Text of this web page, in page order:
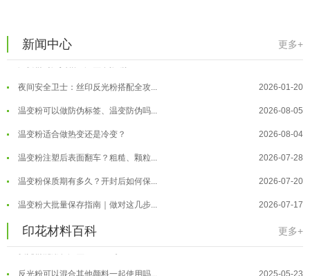
新闻中心 更多+
温变粉耐温真相：注塑"高温炼... 2026-07-03
夜间安全卫士：丝印反光粉搭配全攻... 2026-01-20
温变粉可以做防伪标签、温变防伪吗... 2026-08-05
温变粉适合做热变还是冷变？ 2026-08-04
温变粉注塑后表面翻车？粗糙、颗粒... 2026-07-28
温变粉保质期有多久？开封后如何保... 2026-07-20
温变粉大批量保存指南｜做对这几步... 2026-07-17
温变粉"罢工"指南：为...
温变粉到底怕不怕酸碱和酒精？ 2026-07-09
温变粉"烤"问：长期加... 2026-07-07
印花材料百科 更多+
温变粉丝印到底用多少目网版？这篇... 2026-06-11
反光粉太久不用结块要怎么处理？
印花温变粉最适合用在什么行业上呢...
油性反光粉怎么印花效果最好？
超细反光粉怎么印牢度才会更好？
反光粉是永久有效的吗？能用多久？
外墙涂料中怎么添加反光粉使用？
反光粉能用在注塑工艺上吗？ 2025-06-02
反光粉可以混合其他颜料一起使用吗... 2025-05-23